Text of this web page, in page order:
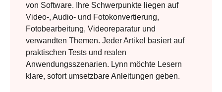
von Software. Ihre Schwerpunkte liegen auf
Video-, Audio- und Fotokonvertierung,
Fotobearbeitung, Videoreparatur und
verwandten Themen. Jeder Artikel basiert auf
praktischen Tests und realen
Anwendungsszenarien. Lynn möchte Lesern
klare, sofort umsetzbare Anleitungen geben.